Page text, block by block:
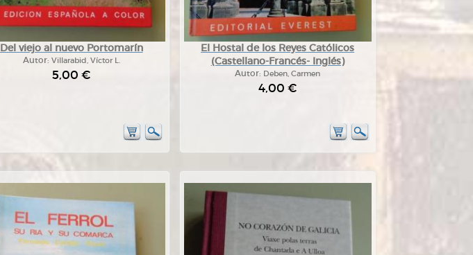
Del viejo al nuevo Portomarín
Autor: Villarabid, Víctor L.
5,00 €
El Hostal de los Reyes Católicos
(Castellano-Francés- Inglés)
Autor: Deben, Carmen
4,00 €